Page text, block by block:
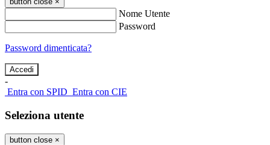
Nome Utente
Password
Password dimenticata?
-
Entra con SPID Entra con CIE
Seleziona utente
button close ×